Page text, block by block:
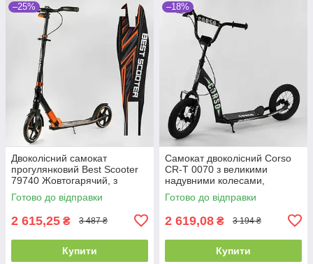
–25%
Двоколісний самокат
прогулянковий Best Scooter
79740 Жовтогарячий, з
колесами PU 230/200 мм, з
фарою, до 100 кг
Готово до відправки
2 615,25 ₴ 3 487 ₴
Купити
–18%
Самокат двоколісний Corso
CR-T 0070 з великими
надувними колесами,
Чорний, колеса надувні 12",
від 3 років
Готово до відправки
2 619,08 ₴ 3 194 ₴
Купити